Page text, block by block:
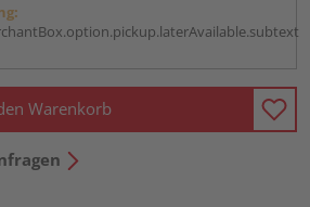
Warenkorb